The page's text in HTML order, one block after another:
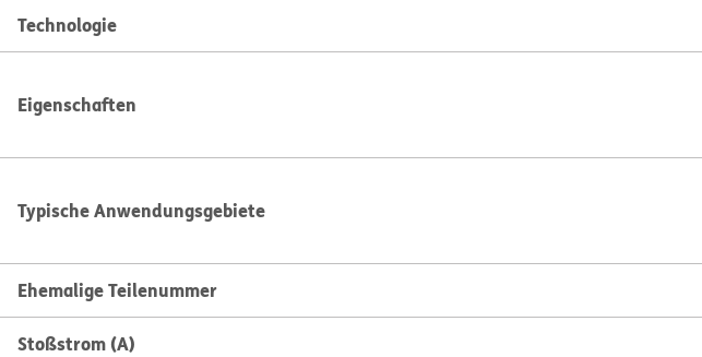
Technologie
Eigenschaften
Typische Anwendungsgebiete
Ehemalige Teilenummer
Stoßstrom (A)